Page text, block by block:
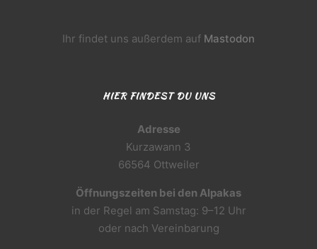
Ihr findet uns außerdem auf Mastodon
HIER FINDEST DU UNS
Adresse
Kurzawann 3
66564 Ottweiler
Öffnungszeiten bei den Alpakas
in der Regel am Samstag: 9–12 Uhr
oder nach Vereinbarung